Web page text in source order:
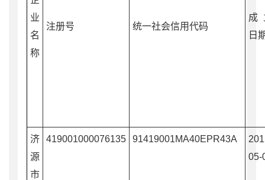
业
名
称
注册号 统一社会信用代码
成
日
济
源
市
419001000076135 91419001MA40EPR43A
05-